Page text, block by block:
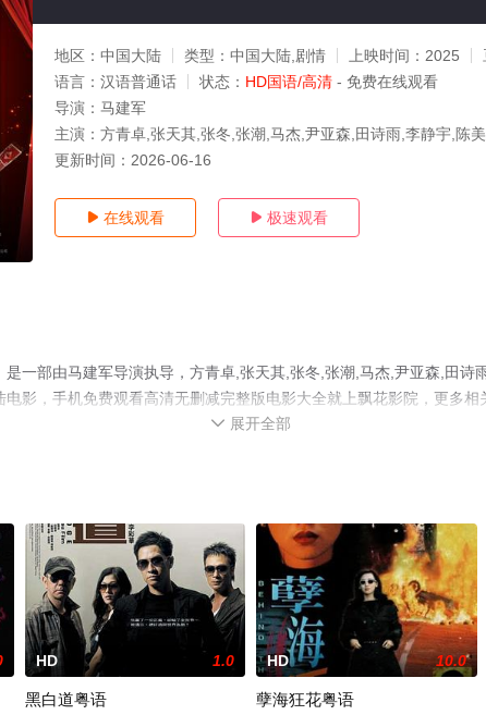
地区： 中国大陆 类型： 中国大陆,剧情 上映时间： 2025
语言： 汉语普通话 状态： HD国语/高清 - 免费在线观看
导演： 马建军
主演： 方青卓,张天其,张冬,张潮,马杰,尹亚森,田诗雨,李静宇,陈
更新时间： 2026-06-16
 在线观看  极速观看
一部由马建军导演执导，方青卓,张天其,张冬,张潮,马杰,尹亚森,田诗
影，手机免费观看高清无删减完整版电影大全就上飘花影院，更多
 展开全部
HD 1.0
黑白道粤语
HD 10.0
孽海狂花粤语